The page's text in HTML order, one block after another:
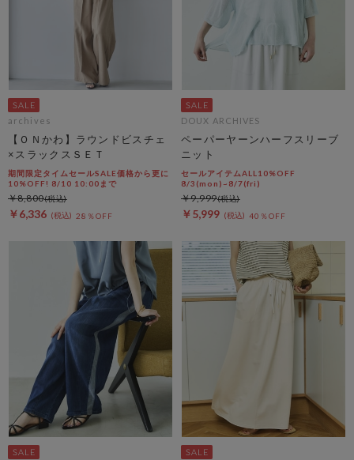
archives
【ＯＮかわ】ラウンドビスチェ
×スラックスＳＥＴ
期間限定タイムセールSALE価格から更に
10%OFF! 8/10 10:00まで
￥6,336 28％OFF
￥8,800
DOUX ARCHIVES
ペーパーヤーンハーフスリーブ
ニット
セールアイテムALL10%OFF
8/3(mon)~8/7(fri)
￥5,999 40％OFF
￥9,999